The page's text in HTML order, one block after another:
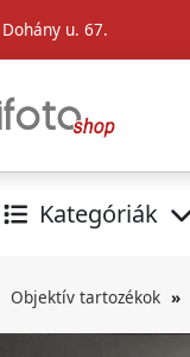
u. 67.
Kategóriák
Objektív tartozékok